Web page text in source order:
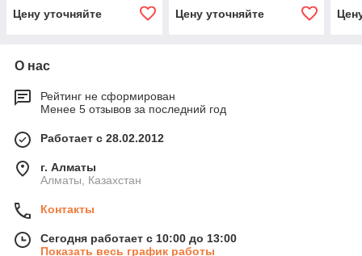
Цену уточняйте
Цену уточняйте
О нас
Рейтинг не сформирован
Менее 5 отзывов за последний год
Работает с 28.02.2012
г. Алматы
Алматы, Казахстан
Контакты
Сегодня работает с 10:00 до 13:00
Показать весь график работы